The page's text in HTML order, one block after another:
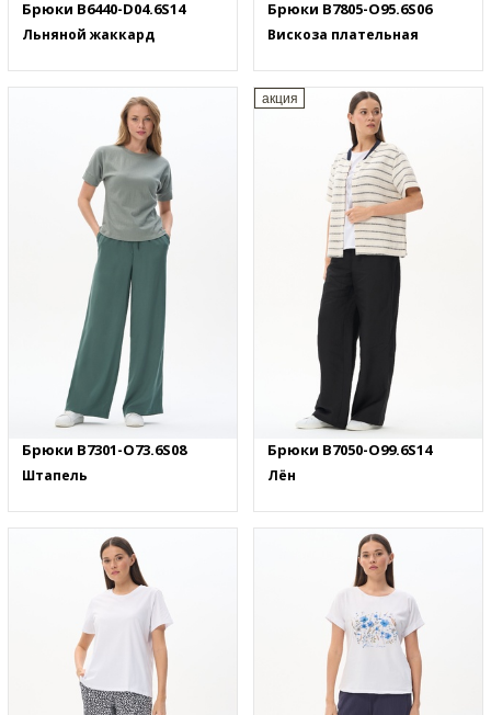
Брюки B6440-D04.6S14
Льняной жаккард
Брюки B7805-O95.6S06
Вискоза плательная
Брюки B7301-O73.6S08
Штапель
акция
Брюки B7050-O99.6S14
Лён